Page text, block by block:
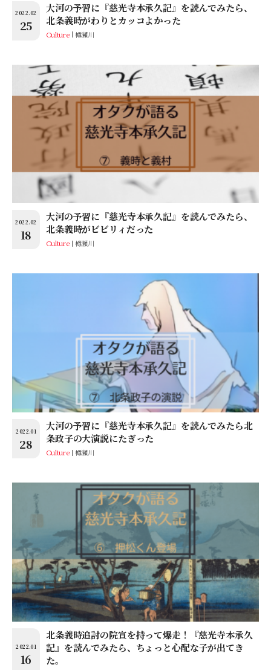
2022.02
25
大河の予習に『慈光寺本承久記』を読んでみたら、
北条義時がわりとカッコよかった
Culture 樽瀬川
2022.02
18
大河の予習に『慈光寺本承久記』を読んでみたら、
北条義時がビビリィだった
Culture 樽瀬川
2022.01
28
大河の予習に『慈光寺本承久記』を読んでみたら北
条政子の大演説にたぎった
Culture 樽瀬川
2022.01
16
北条義時追討の院宣を持って爆走！『慈光寺本承久
記』を読んでみたら、ちょっと心配な子が出てき
た。